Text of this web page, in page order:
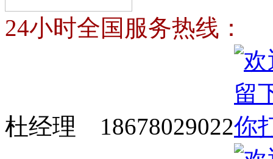
24小时全国服务热线：
杜经理 18678029022